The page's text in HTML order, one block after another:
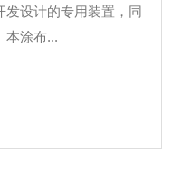
设计的专用装置，同
本涂布...